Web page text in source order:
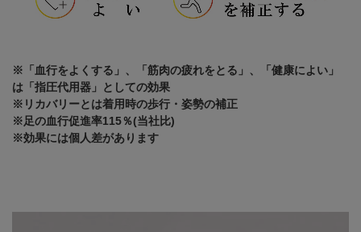
※「血行をよくする」、「筋肉の疲れをとる」、「健康によい」
は「指圧代用器」としての効果
※リカバリーとは着用時の歩行・姿勢の補正
※足の血行促進率115％(当社比)
※効果には個人差があります